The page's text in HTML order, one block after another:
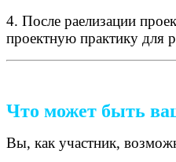
4. После раелизации
проектную практику для
Что может быть
Вы, как участник,